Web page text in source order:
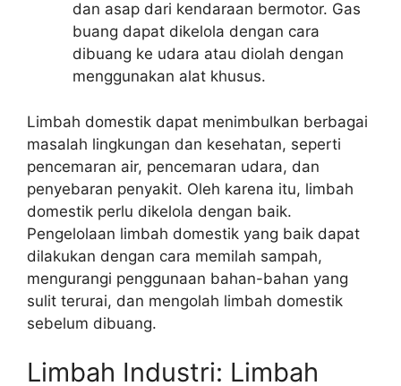
dan asap dari kendaraan bermotor. Gas
buang dapat dikelola dengan cara
dibuang ke udara atau diolah dengan
menggunakan alat khusus.
Limbah domestik dapat menimbulkan berbagai
masalah lingkungan dan kesehatan, seperti
pencemaran air, pencemaran udara, dan
penyebaran penyakit. Oleh karena itu, limbah
domestik perlu dikelola dengan baik.
Pengelolaan limbah domestik yang baik dapat
dilakukan dengan cara memilah sampah,
mengurangi penggunaan bahan-bahan yang
sulit terurai, dan mengolah limbah domestik
sebelum dibuang.
Limbah Industri: Limbah